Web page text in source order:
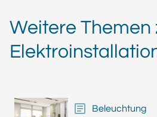
Weitere Themen
Beleuchtung